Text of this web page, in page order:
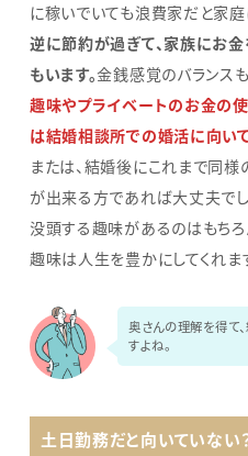
に稼いでいても浪費家だと家庭
逆に節約が過ぎて、家族にお
もいます。金銭感覚のバランス
趣味やプライベートのお金の
は結婚相談所での婚活に向い
または、結婚後にこれまで同様
が出来る方であれば大丈夫でし
没頭する趣味があるのはもちろ
趣味は人生を豊かにしてくれま
奥さんの理解を得て
すよね。
土日勤務だと向いていない